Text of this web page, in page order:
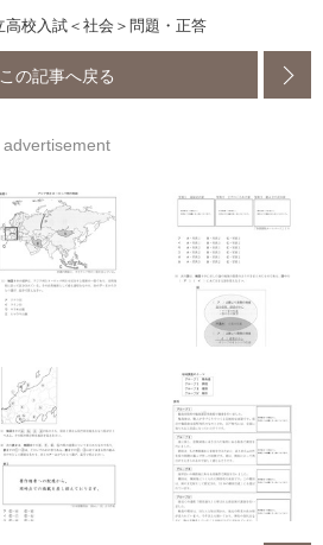
高校入試＜社会＞問題・正答
この記事へ戻る
advertisement